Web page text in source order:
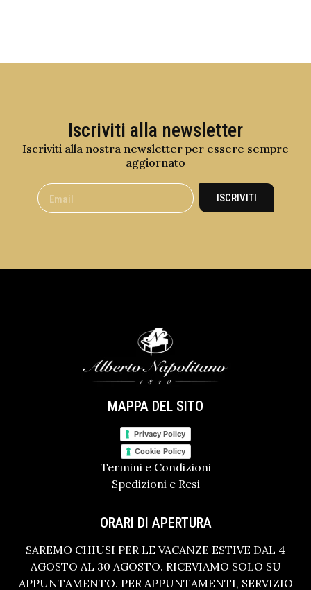
Iscriviti alla newsletter
Iscriviti alla nostra newsletter per essere sempre
aggiornato
ISCRIVITI
MAPPA DEL SITO
Privacy Policy
Cookie Policy
Termini e Condizioni
Spedizioni e Resi
ORARI DI APERTURA
SAREMO CHIUSI PER LE VACANZE ESTIVE DAL 4
AGOSTO AL 30 AGOSTO. RICEVIAMO SOLO SU
APPUNTAMENTO. PER APPUNTAMENTI, SERVIZIO